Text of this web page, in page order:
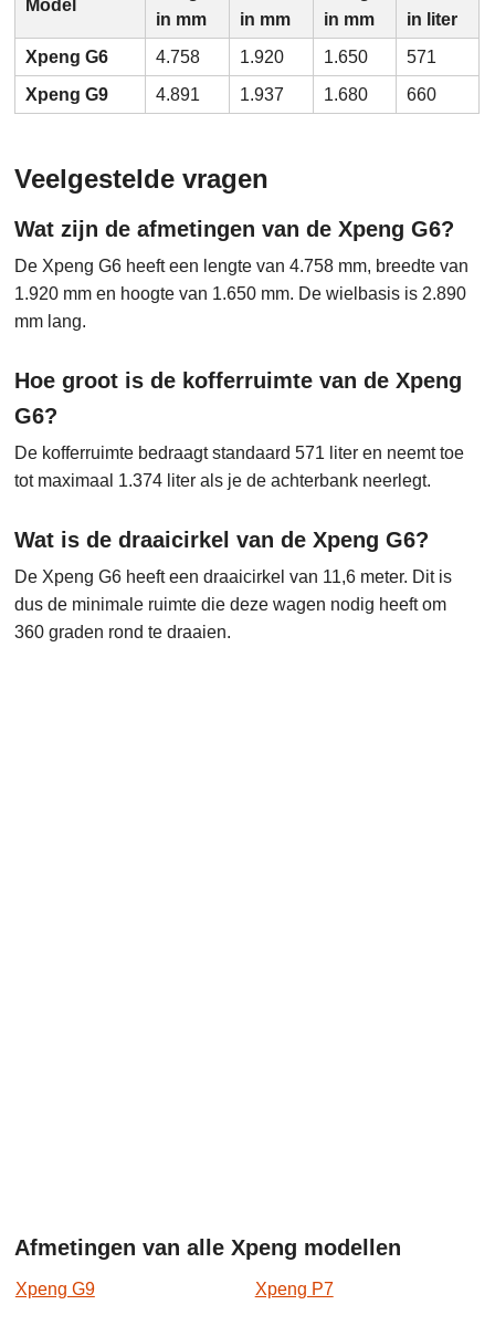
Model
in mm
in mm
in mm
in liter
Xpeng G6
4.758 1.920 1.650
571
Xpeng G9
4.891 1.937 1.680 660
Veelgestelde vragen
Wat zijn de afmetingen van de Xpeng G6?
De Xpeng G6 heeft een lengte van 4.758 mm, breedte van
1.920 mm en hoogte van 1.650 mm. De wielbasis is 2.890
mm lang.
Hoe groot is de kofferruimte van de Xpeng
G6?
De kofferruimte bedraagt standaard 571 liter en neemt toe
tot maximaal 1.374 liter als je de achterbank neerlegt.
Wat is de draaicirkel van de Xpeng G6?
De Xpeng G6 heeft een draaicirkel van 11,6 meter. Dit is
dus de minimale ruimte die deze wagen nodig heeft om
360 graden rond te draaien.
Afmetingen van alle Xpeng modellen
Xpeng G9 Xpeng P7